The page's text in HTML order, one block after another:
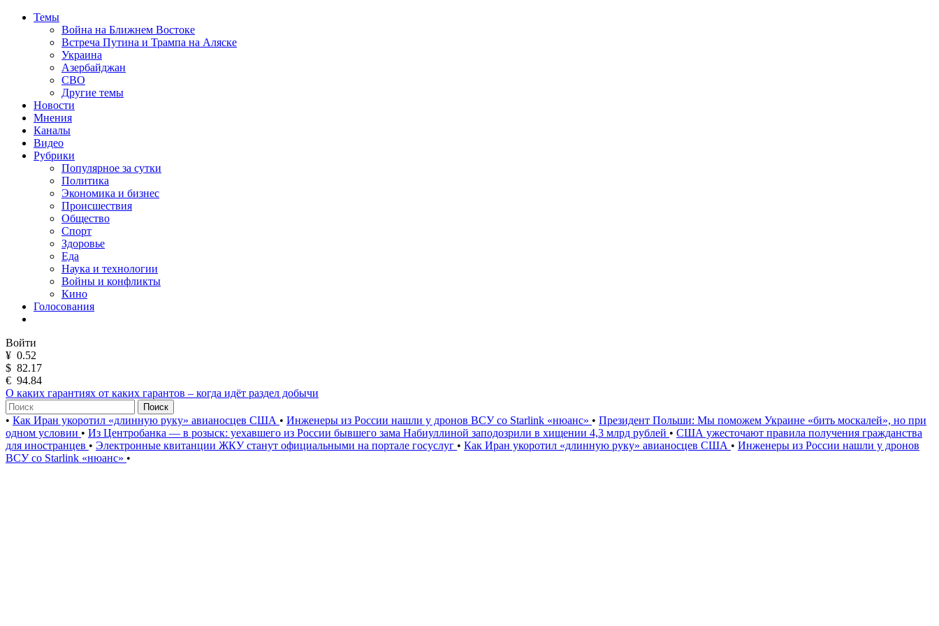
Темы
Война на Ближнем Востоке
Встреча Путина и Трампа на Аляске
Украина
Азербайджан
СВО
Другие темы
Новости
Мнения
Каналы
Видео
Рубрики
Популярное за сутки
Политика
Экономика и бизнес
Происшествия
Общество
Спорт
Здоровье
Еда
Наука и технологии
Войны и конфликты
Кино
Голосования
Войти
¥ 0.52
$ 82.17
€ 94.84
О каких гарантиях от каких гарантов – когда идёт раздел добычи
Поиск
• Как Иран укоротил «длинную руку» авианосцев США • Инженеры из России нашли у дронов ВСУ со Starlink «нюанс» • Президент Польши: Мы поможем Украине «бить москалей», но при
одном условии • Из Центробанка — в розыск: уехавшего из России бывшего зама Набиуллиной заподозрили в хищении 4,3 млрд рублей • США ужесточают правила получения гражданства
для иностранцев • Электронные квитанции ЖКУ станут официальными на портале госуслуг • Как Иран укоротил «длинную руку» авианосцев США • Инженеры из России нашли у дронов
ВСУ со Starlink «нюанс» •